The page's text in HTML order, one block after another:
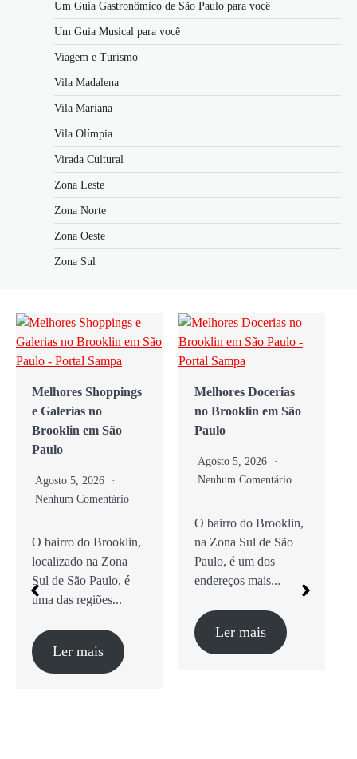
Um Guia Gastronômico de São Paulo para você
Um Guia Musical para você
Viagem e Turismo
Vila Madalena
Vila Mariana
Vila Olímpia
Virada Cultural
Zona Leste
Zona Norte
Zona Oeste
Zona Sul
Melhores Shoppings
e Galerias no
Brooklin em São
Paulo
Agosto 5, 2026
Nenhum Comentário
O bairro do Brooklin,
localizado na Zona
Sul de São Paulo, é
uma das regiões...
Ler mais
Melhores Docerias
no Brooklin em São
Paulo
Agosto 5, 2026
Nenhum Comentário
O bairro do Brooklin,
na Zona Sul de São
Paulo, é um dos
endereços mais...
Ler mais